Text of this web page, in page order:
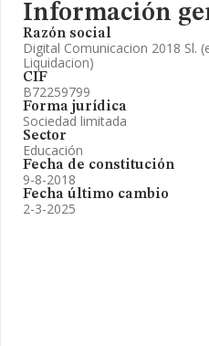
Información
Razón social
Digital Comunicacion 2018 Sl.
Liquidacion)
CIF
B72259799
Forma jurídica
Sociedad limitada
Sector
Educación
Fecha de constitución
9-8-2018
Fecha último cambio
2-3-2025